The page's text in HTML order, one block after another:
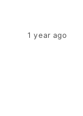
1 year ago